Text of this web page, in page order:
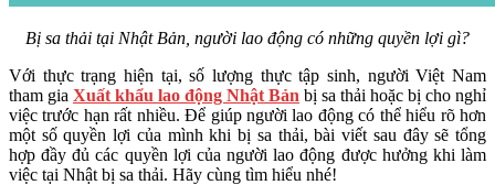
Bị sa thải tại Nhật Bản, người lao động có những quyền lợi gì?
Với thực trạng hiện tại, số lượng thực tập sinh, người Việt Nam
tham gia Xuất khẩu lao động Nhật Bản bị sa thải hoặc bị cho nghỉ
việc trước hạn rất nhiều. Để giúp người lao động có thể hiểu rõ hơn
một số quyền lợi của mình khi bị sa thải, bài viết sau đây sẽ tổng
hợp đầy đủ các quyền lợi của người lao động được hưởng khi làm
việc tại Nhật bị sa thải. Hãy cùng tìm hiểu nhé!